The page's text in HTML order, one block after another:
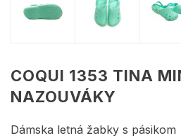
COQUI 1353 TINA
NAZOUVÁKY
Dámska letná žabky s pásikom